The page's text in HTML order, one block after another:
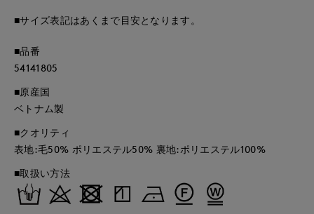
■サイズ表記はあくまで目安となります。
■品番
54141805
■原産国
ベトナム製
■クオリティ
表地:毛50% ポリエステル50% 裏地:ポリエステル100%
■取扱い方法